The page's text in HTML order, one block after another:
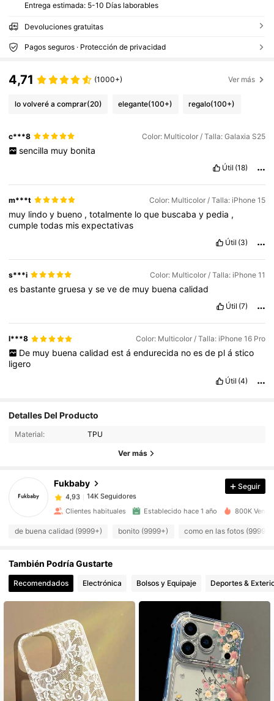
Entrega estimada: 5-10 Días laborables
Devoluciones gratuitas
Pagos seguros · Protección de privacidad
4,71 (1000+) Ver más
lo volveré a comprar(20) elegante(100+) regalo(100+)
c***8 Color: Multicolor / Talla: Galaxia S25
sencilla muy bonita
Útil (18)
m***t Color: Multicolor / Talla: iPhone 15
muy lindoy bueno ,totalmente loque buscabay pedia ,
cumpletodas misexpectativas
Útil (3)
s***i Color: Multicolor / Talla: iPhone 11
es bastantegruesaysevede muy buenacalidad
Útil (7)
l***8 Color: Multicolor / Talla: iPhone 16 Pro
De muy buena calidad est á endurecida no es de pl á stico
ligero
Útil (4)
Detalles Del Producto
Material: TPU
Ver más
Fukbaby
4,93 14K Seguidores
14K Seguidores
4,93
14K Seguidores
j***d
pagóHace 1 día
4,93
4,93 14K Seguidores
4,93 14K Seguidores
4,93 14K Seguidores
4,93 14K Seguidores
Seguir
Clientes habituales Establecido hace 1 año 800K
de buena calidad (9999+) bonito (9999+) como en las fotos (9999+)
También Podría Gustarte
Recomendados Electrónica Bolsos y Equipaje Deportes &